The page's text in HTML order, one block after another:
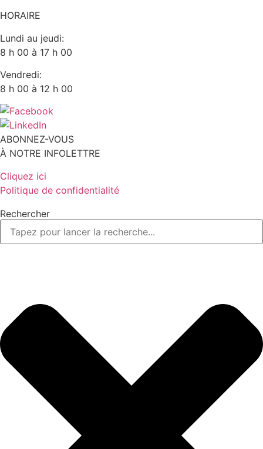
HORAIRE
Lundi au jeudi:
8 h 00 à 17 h 00
Vendredi:
8 h 00 à 12 h 00
ABONNEZ-VOUS
À NOTRE INFOLETTRE
Cliquez ici
Politique de confidentialité
Rechercher